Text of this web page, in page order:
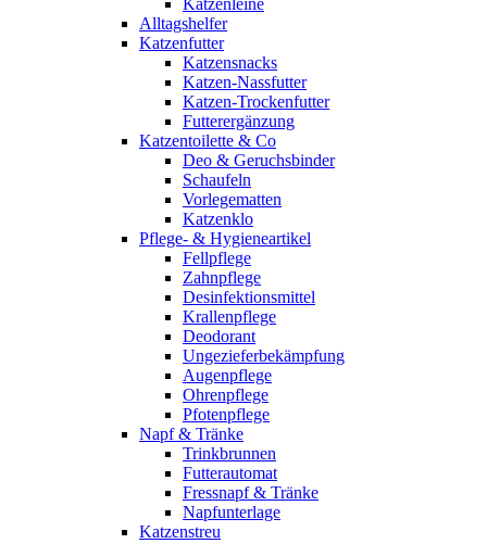
Katzenleine
Alltagshelfer
Katzenfutter
Katzensnacks
Katzen-Nassfutter
Katzen-Trockenfutter
Futterergänzung
Katzentoilette & Co
Deo & Geruchsbinder
Schaufeln
Vorlegematten
Katzenklo
Pflege- & Hygieneartikel
Fellpflege
Zahnpflege
Desinfektionsmittel
Krallenpflege
Deodorant
Ungezieferbekämpfung
Augenpflege
Ohrenpflege
Pfotenpflege
Napf & Tränke
Trinkbrunnen
Futterautomat
Fressnapf & Tränke
Napfunterlage
Katzenstreu